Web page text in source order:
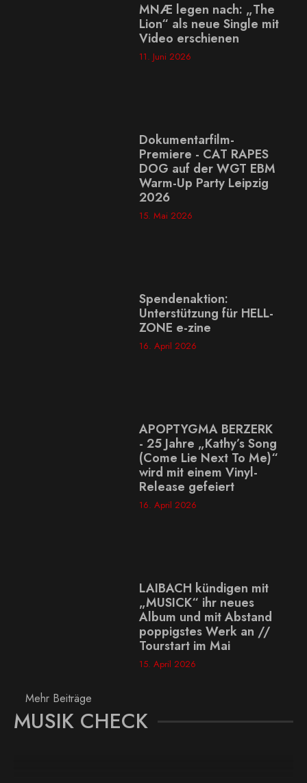
MNÆ legen nach: „The
Lion“ als neue Single mit
Video erschienen
11. Juni 2026
Dokumentarfilm-
Premiere - CAT RAPES
DOG auf der WGT EBM
Warm-Up Party Leipzig
2026
15. Mai 2026
Spendenaktion:
Unterstützung für HELL-
ZONE e-zine
16. April 2026
APOPTYGMA BERZERK
- 25 Jahre „Kathy’s Song
(Come Lie Next To Me)“
wird mit einem Vinyl-
Release gefeiert
16. April 2026
LAIBACH kündigen mit
„MUSICK“ ihr neues
Album und mit Abstand
poppigstes Werk an //
Tourstart im Mai
15. April 2026
Mehr Beiträge
MUSIK CHECK